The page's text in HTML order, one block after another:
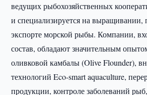
ведущих рыбохозяйственных
и специализируется на выращивании,
экспорте морской рыбы. Компании,
состав, обладают значительным
оливковой камбалы (Olive Flounder),
технологий Eco-smart aquaculture,
продукции, контроле заболеваний